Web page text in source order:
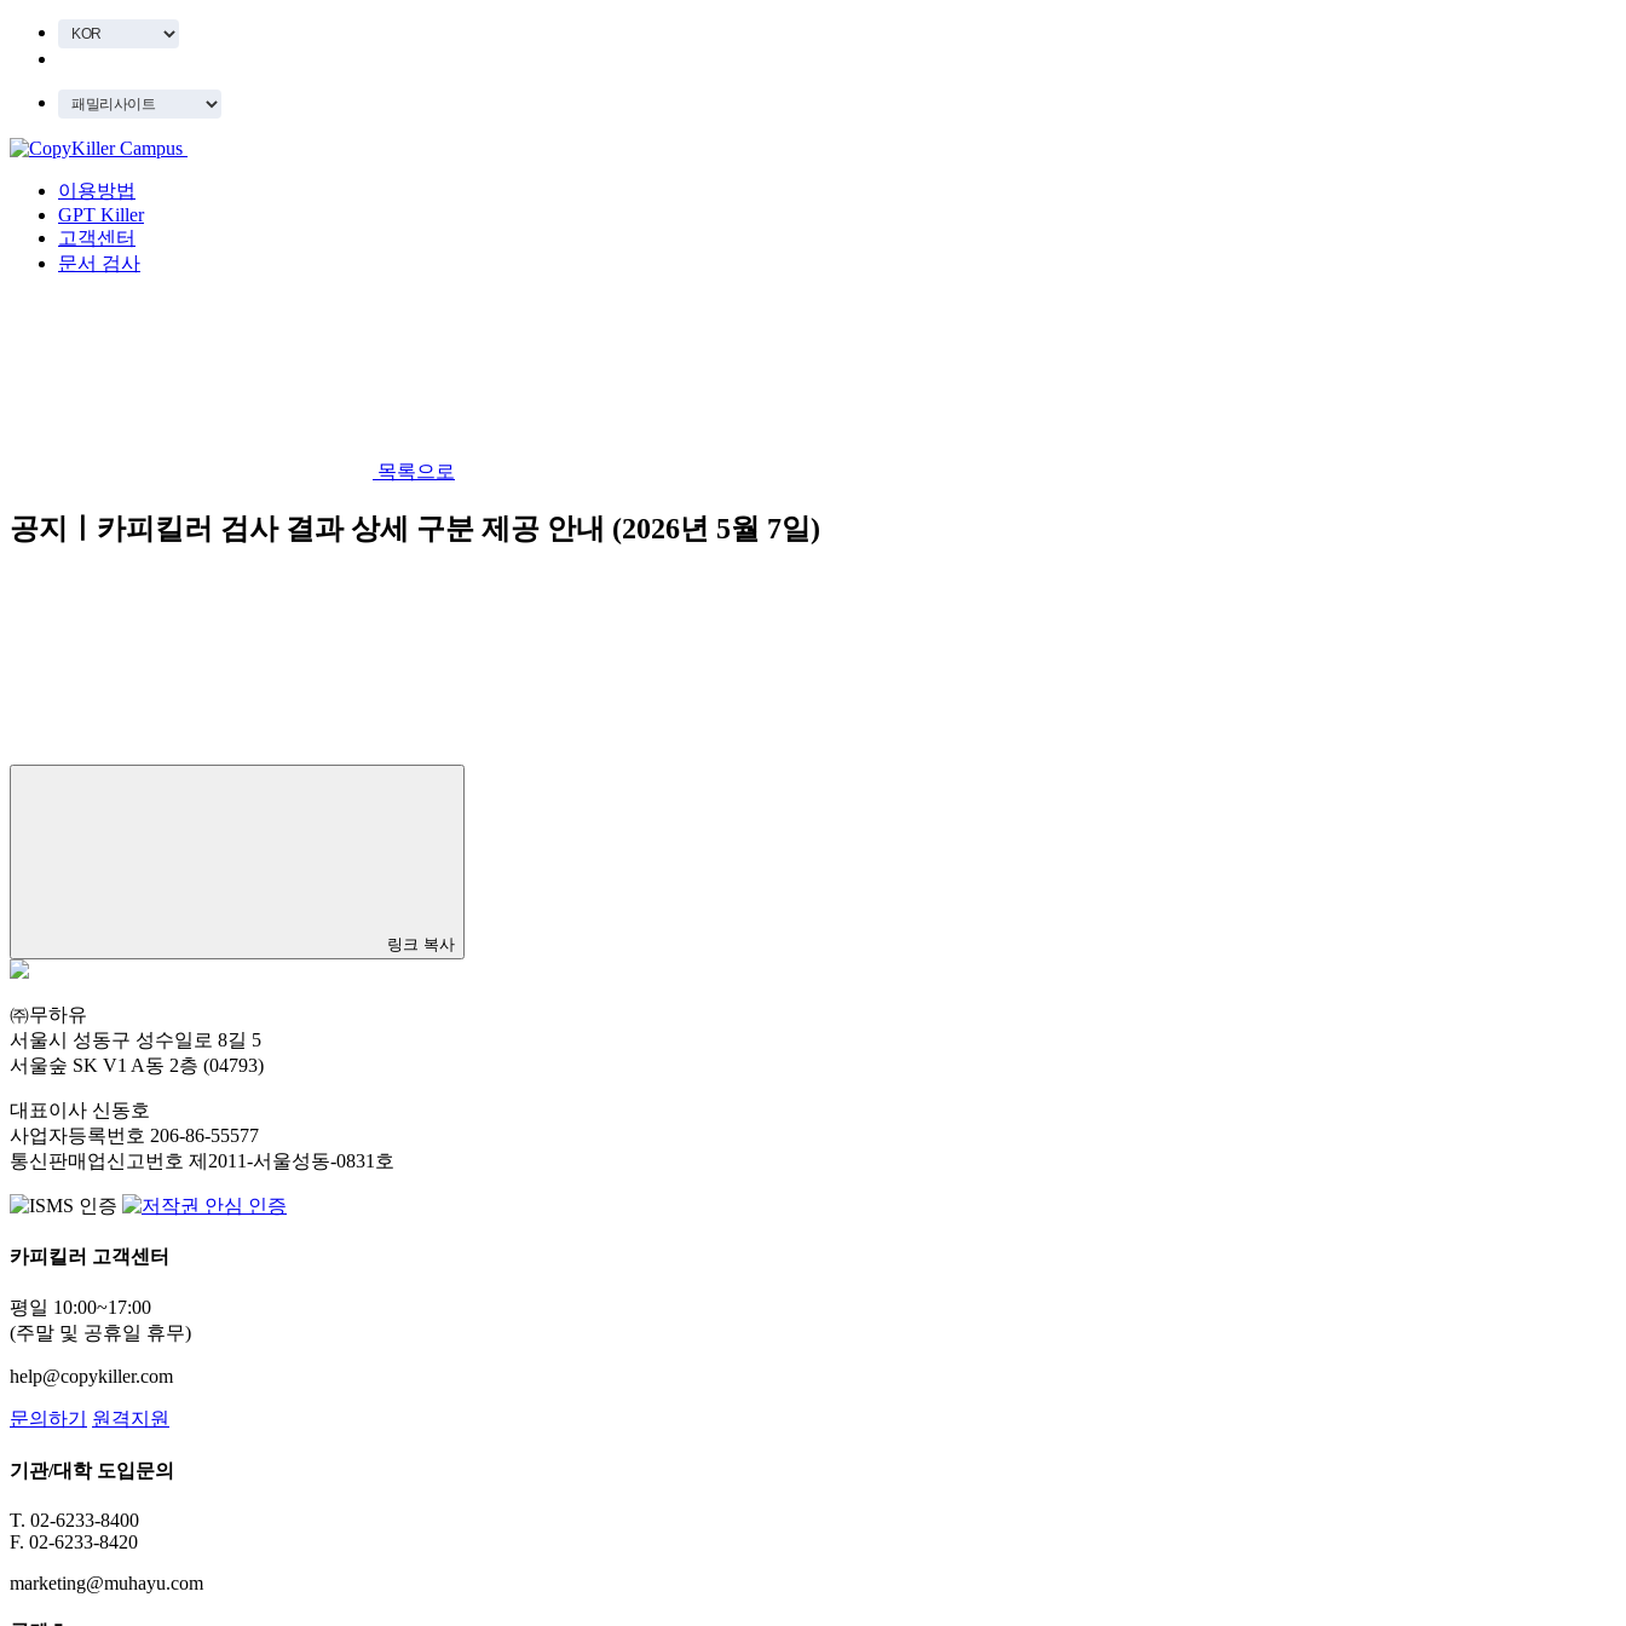
이용방법
GPT Killer
고객센터
문서 검사
목록으로
공지ㅣ카피킬러 검사 결과 상세 구분 제공 안내 (2026년 5월 7일)
링크 복사
㈜무하유
서울시 성동구 성수일로 8길 5
서울숲 SK V1 A동 2층 (04793)
대표이사 신동호
사업자등록번호 206-86-55577
통신판매업신고번호 제2011-서울성동-0831호
카피킬러 고객센터
평일 10:00~17:00
(주말 및 공휴일 휴무)
help@copykiller.com
문의하기 원격지원
기관/대학 도입문의
T. 02-6233-8400
F. 02-6233-8420
marketing@muhayu.com